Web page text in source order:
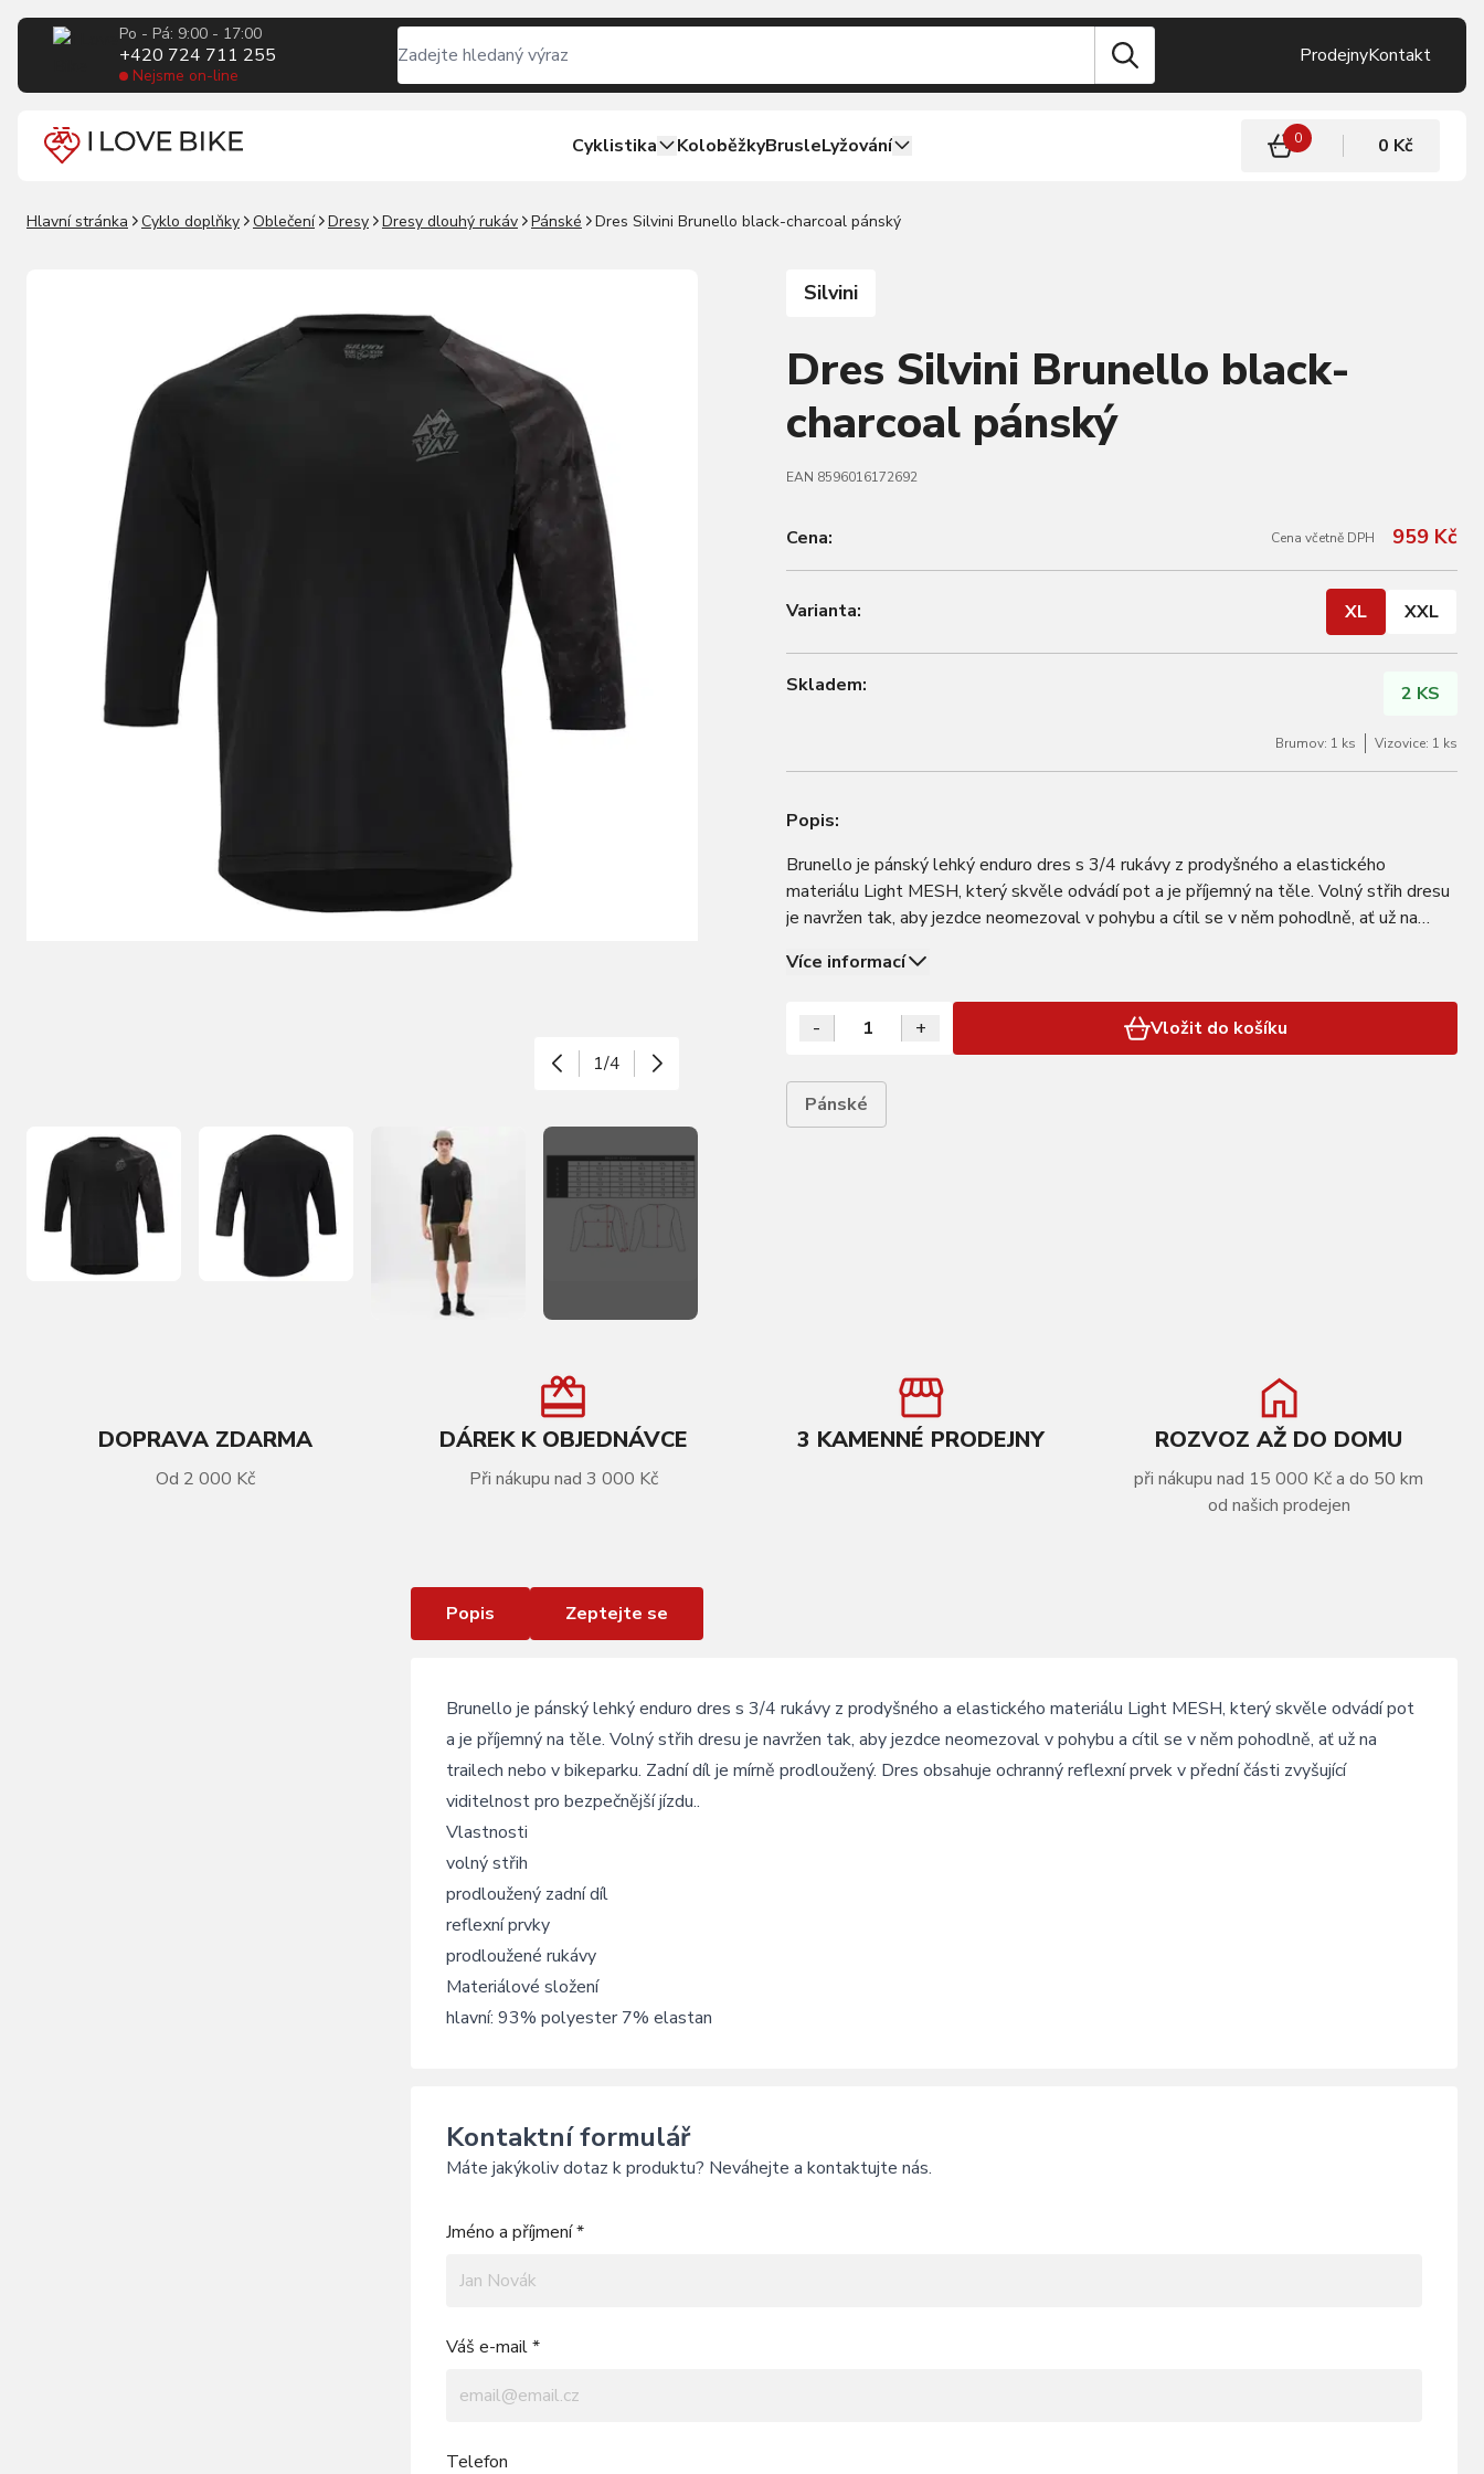
Po - Pá: 9:00 - 17:00
+420 724 711 255
Nejsme on-line
ProdejnyKontakt
Cyklistika KoloběžkyBrusleLyžování 0 0 Kč
Hlavní stránka Cyklo doplňky Oblečení Dresy Dresy dlouhý rukáv Pánské Dres Silvini Brunello black-charcoal pánský
1/4
Silvini
Dres Silvini Brunello black-
charcoal pánský
EAN 8596016172692
Cena: Cena včetně DPH 959 Kč
Varianta: XL XXL
Skladem: 2 KS
Brumov: 1 ks Vizovice: 1 ks
Popis:
Brunello je pánský lehký enduro dres s 3/4 rukávy z prodyšného a elastického
materiálu Light MESH, který skvěle odvádí pot a je příjemný na těle. Volný střih dresu
je navržen tak, aby jezdce neomezoval v pohybu a cítil se v něm pohodlně, ať už na
Více informací
- + Vložit do košíku
Pánské
DOPRAVA ZDARMA
Od 2 000 Kč
DÁREK K OBJEDNÁVCE
Při nákupu nad 3 000 Kč
3 KAMENNÉ PRODEJNY ROZVOZ AŽ DO DOMU
při nákupu nad 15 000 Kč a do 50 km
od našich prodejen
VÍCE INFORMACÍ
Popis Zeptejte se
Brunello je pánský lehký enduro dres s 3/4 rukávy z prodyšného a elastického materiálu Light MESH, který skvěle odvádí pot
a je příjemný na těle. Volný střih dresu je navržen tak, aby jezdce neomezoval v pohybu a cítil se v něm pohodlně, ať už na
trailech nebo v bikeparku. Zadní díl je mírně prodloužený. Dres obsahuje ochranný reflexní prvek v přední části zvyšující
viditelnost pro bezpečnější jízdu..
Vlastnosti
volný střih
prodloužený zadní díl
reflexní prvky
prodloužené rukávy
Materiálové složení
hlavní: 93% polyester 7% elastan
Kontaktní formulář
Máte jakýkoliv dotaz k produktu? Neváhejte a kontaktujte nás.
Jméno a příjmení *
Váš e-mail *
Telefon